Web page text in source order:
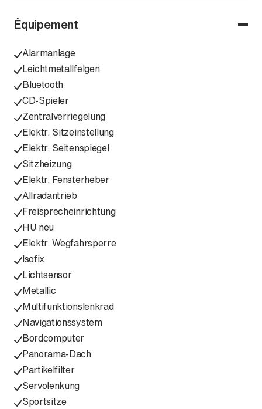
Équipement
Alarmanlage
Leichtmetallfelgen
Bluetooth
CD-Spieler
Zentralverriegelung
Elektr. Sitzeinstellung
Elektr. Seitenspiegel
Sitzheizung
Elektr. Fensterheber
Allradantrieb
Freisprecheinrichtung
HU neu
Elektr. Wegfahrsperre
Isofix
Lichtsensor
Metallic
Multifunktionslenkrad
Navigationssystem
Bordcomputer
Panorama-Dach
Partikelfilter
Servolenkung
Sportsitze